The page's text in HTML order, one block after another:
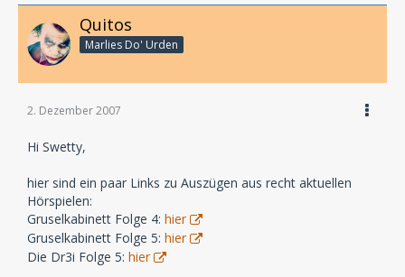
Quitos
Marlies Do' Urden
2. Dezember 2007
Hi Swetty,
hier sind ein paar Links zu Auszügen aus recht aktuellen
Hörspielen:
Gruselkabinett Folge 4: hier
Gruselkabinett Folge 5: hier
Die Dr3i Folge 5: hier